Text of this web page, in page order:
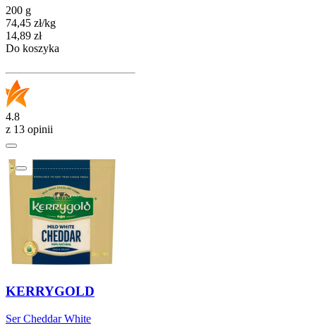
200 g
74,45 zł/kg
Cena
14,89 zł
Do koszyka
4.8
z 13 opinii
KERRYGOLD
Ser Cheddar White